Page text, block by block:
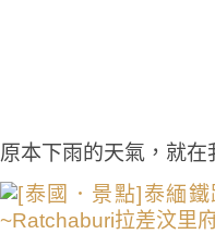
原本下雨的天氣，就